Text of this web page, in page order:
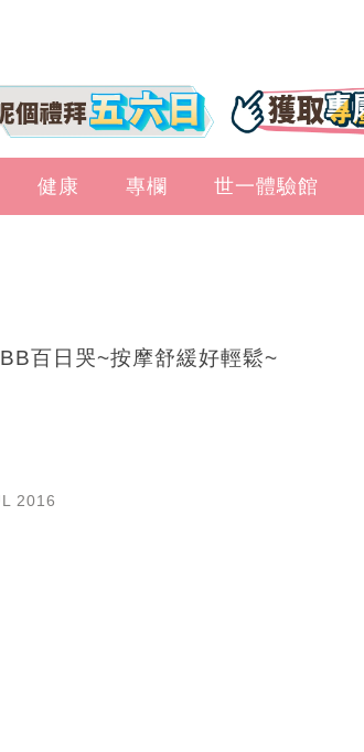
健康 專欄 世一體驗館
百日哭~按摩舒緩好輕鬆~
2016